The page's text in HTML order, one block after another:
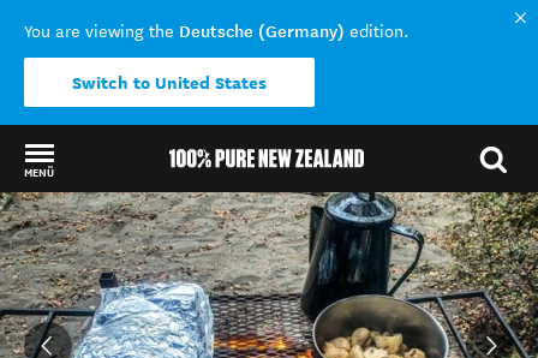
You are viewing the Deutsche (Germany) edition.
Switch to United States
MENÜ
Back to my results